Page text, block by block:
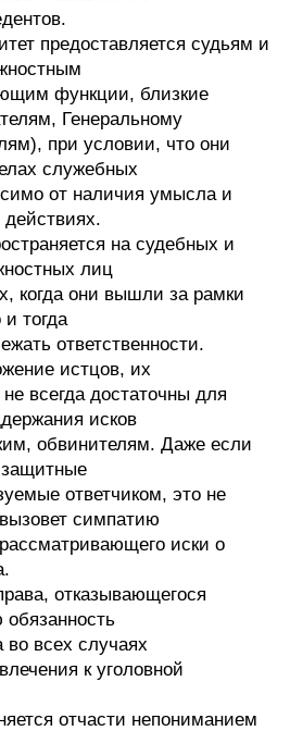
предоставляется судьям и
функции, близкие
Генеральному
при условии, что они
служебных
от наличия умысла и
действиях.
на судебных и
лиц
когда они вышли за рамки
тогда
ответственности.
истцов, их
всегда достаточны для
исков
обвинителям. Даже если
защитные
ответчиком, это не
симпатию
иски о
отказывающегося
обязанность
всех случаях
к уголовной
отчасти непониманием